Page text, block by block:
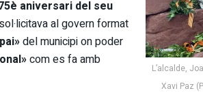
L’alcalde,
Xavi Paz
aniversari del seu
al govern format
del municipi on poder
com es fa amb